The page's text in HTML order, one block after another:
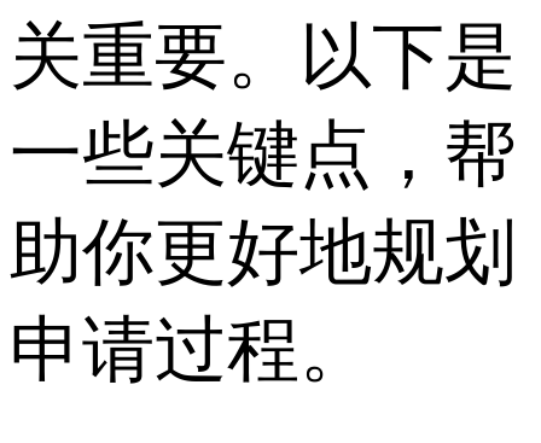
关重要。以下是
一些关键点，帮
助你更好地规划
申请过程。